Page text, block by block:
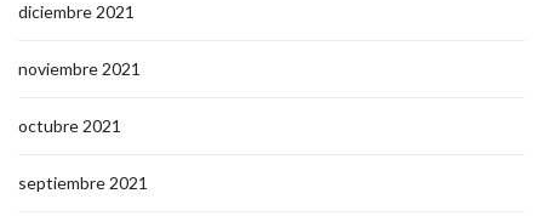
diciembre 2021
noviembre 2021
octubre 2021
septiembre 2021